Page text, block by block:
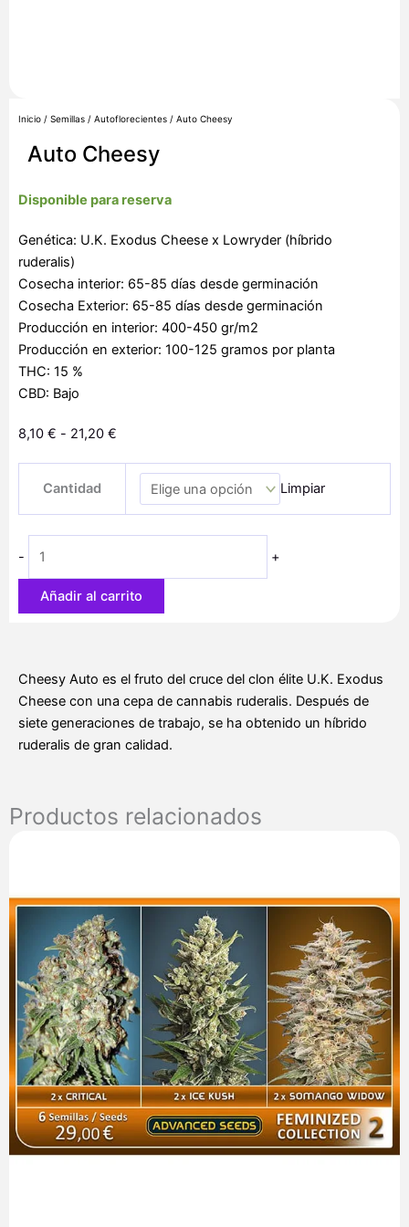
Inicio / Semillas / Autoflorecientes / Auto Cheesy
Auto Cheesy
Disponible para reserva
Genética: U.K. Exodus Cheese x Lowryder (híbrido
ruderalis)
Cosecha interior: 65-85 días desde germinación
Cosecha Exterior: 65-85 días desde germinación
Producción en interior: 400-450 gr/m2
Producción en exterior: 100-125 gramos por planta
THC: 15 %
CBD: Bajo
8,10 € - 21,20 €
precios:
desde
8,10 €
Cantidad Limpiar
-
Cheesy
cantidad
+
Añadir al carrito
Cheesy Auto es el fruto del cruce del clon élite U.K. Exodus
Cheese con una cepa de cannabis ruderalis. Después de
siete generaciones de trabajo, se ha obtenido un híbrido
ruderalis de gran calidad.
Productos relacionados